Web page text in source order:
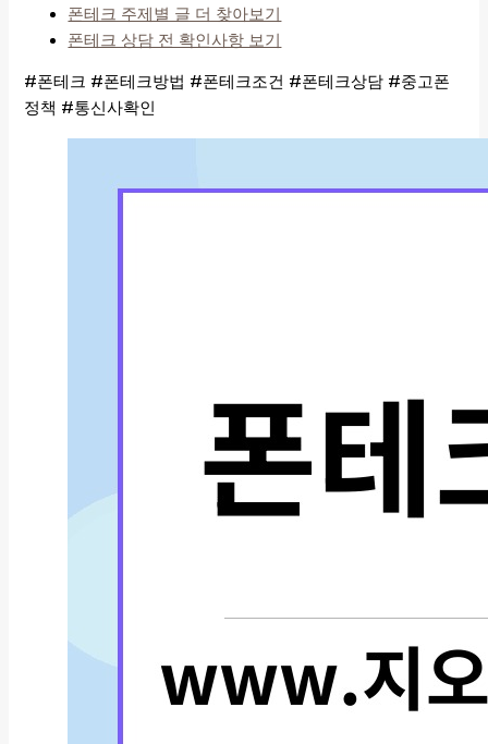
폰테크 주제별 글 더 찾아보기
폰테크 상담 전 확인사항 보기
#폰테크 #폰테크방법 #폰테크조건 #폰테크상담 #중고폰
정책 #통신사확인